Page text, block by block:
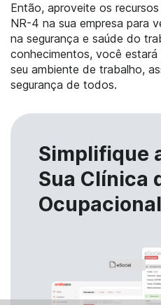
Então, aproveite os
NR-4 na sua empresa para
na segurança e saúde do
conhecimentos, você
seu ambiente de trabalho,
segurança de todos.
Simplifique
Sua Clínica
Ocupacional